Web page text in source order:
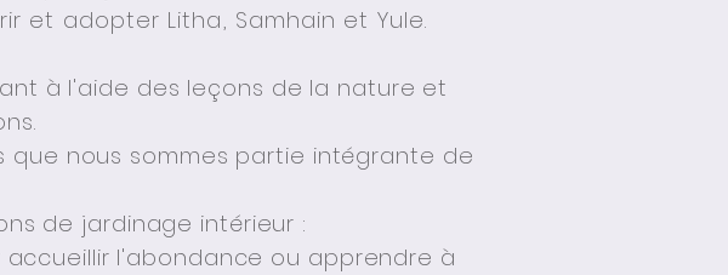
et adopter Litha, Samhain et Yule.
à l'aide des leçons de la nature et
que nous sommes partie intégrante de
de jardinage intérieur :
l'abondance ou apprendre à